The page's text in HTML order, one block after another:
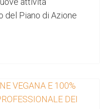
del Piano di Azione